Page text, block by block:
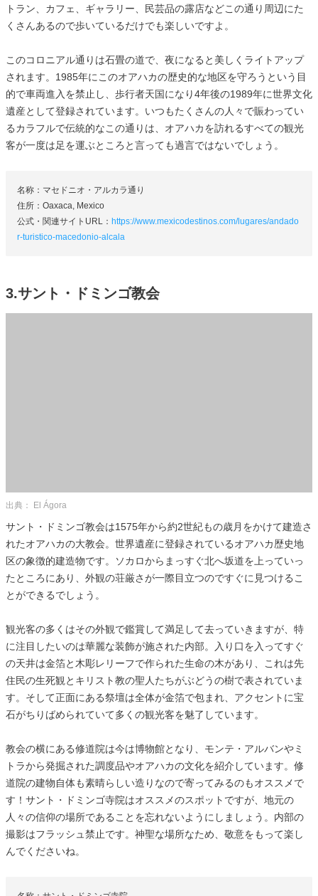
トラン、カフェ、ギャラリー、民芸品の露店などこの通り周辺にた
くさんあるので歩いているだけでも楽しいですよ。
このコロニアル通りは石畳の道で、夜になると美しくライトアップ
されます。1985年にこのオアハカの歴史的な地区を守ろうという目
的で車両進入を禁止し、歩行者天国になり4年後の1989年に世界文化
遺産として登録されています。いつもたくさんの人々で賑わってい
るカラフルで伝統的なこの通りは、オアハカを訪れるすべての観光
客が一度は足を運ぶところと言っても過言ではないでしょう。
名称：マセドニオ・アルカラ通り
住所：Oaxaca, Mexico
公式・関連サイトURL： https://www.mexicodestinos.com/lugares/andado
r-turistico-macedonio-alcala
3.サント・ドミンゴ教会
出典： El Ágora
サント・ドミンゴ教会は1575年から約2世紀もの歳月をかけて建造さ
れたオアハカの大教会。世界遺産に登録されているオアハカ歴史地
区の象徴的建造物です。ソカロからまっすぐ北へ坂道を上っていっ
たところにあり、外観の荘厳さが一際目立つのですぐに見つけるこ
とができるでしょう。
観光客の多くはその外観で鑑賞して満足して去っていきますが、特
に注目したいのは華麗な装飾が施された内部。入り口を入ってすぐ
の天井は金箔と木彫レリーフで作られた生命の木があり、これは先
住民の生死観とキリスト教の聖人たちがぶどうの樹で表されていま
す。そして正面にある祭壇は全体が金箔で包まれ、アクセントに宝
石がちりばめられていて多くの観光客を魅了しています。
教会の横にある修道院は今は博物館となり、モンテ・アルバンやミ
トラから発掘された調度品やオアハカの文化を紹介しています。修
道院の建物自体も素晴らしい造りなので寄ってみるのもオススメで
す！サント・ドミンゴ寺院はオススメのスポットですが、地元の
人々の信仰の場所であることを忘れないようにしましょう。内部の
撮影はフラッシュ禁止です。神聖な場所なため、敬意をもって楽し
んでくださいね。